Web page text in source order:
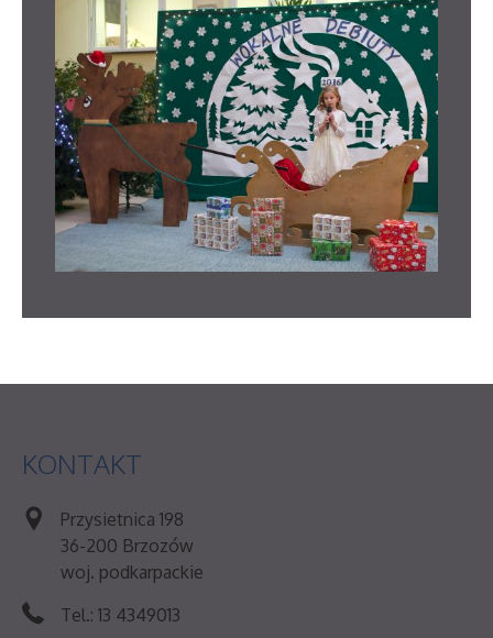
KONTAKT
Przysietnica 198
36-200 Brzozów
woj. podkarpackie
Tel.: 13 4349013